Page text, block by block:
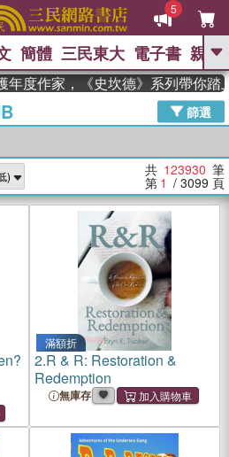
5
GO
熱搜： 高希均教授回憶錄
、 The Odyssey 、 父親節 、 如果歷
獎 臺灣漫遊錄 、 方念華 、 台灣的李
登輝時代
數學女孩：黎曼猜想 、
偉大的迷走神經
簡體 三民東大 電子書 親子
，《史坎德》系列帶你踏上熱血
篩選
共 123930 筆
第 1 / 3099 頁
滿額折
2.R & R: Restoration &
Redemption
無庫存